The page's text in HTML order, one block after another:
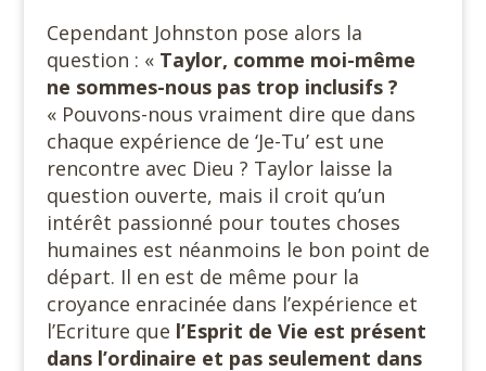
Cependant Johnston pose alors la
question : « Taylor, comme moi-même
ne sommes-nous pas trop inclusifs ?
« Pouvons-nous vraiment dire que dans
chaque expérience de ‘Je-Tu’ est une
rencontre avec Dieu ? Taylor laisse la
question ouverte, mais il croit qu’un
intérêt passionné pour toutes choses
humaines est néanmoins le bon point de
départ. Il en est de même pour la
croyance enracinée dans l’expérience et
l’Ecriture que l’Esprit de Vie est présent
dans l’ordinaire et pas seulement dans